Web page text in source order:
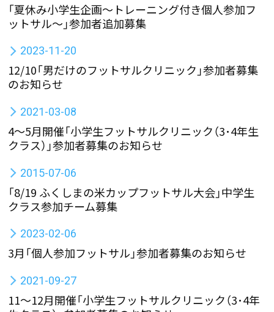
「夏休み小学生企画〜トレーニング付き個人参加フ
ットサル〜」参加者追加募集
2023-11-20
12/10「男だけのフットサルクリニック」参加者募集
のお知らせ
2021-03-08
4～5月開催「小学生フットサルクリニック（3･4年生
クラス）」参加者募集のお知らせ
2015-07-06
「8/19 ふくしまの米カップフットサル大会」中学生
クラス参加チーム募集
2023-02-06
3月「個人参加フットサル」参加者募集のお知らせ
2021-09-27
11～12月開催「小学生フットサルクリニック（3･4年